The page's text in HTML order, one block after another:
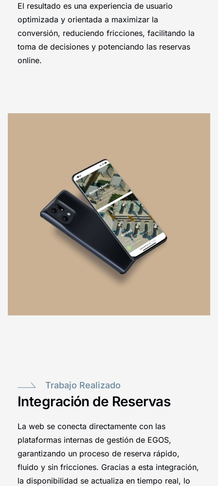
El resultado es una experiencia de usuario
optimizada y orientada a maximizar la
conversión, reduciendo fricciones, facilitando la
toma de decisiones y potenciando las reservas
online.
Trabajo Realizado
Integración de Reservas
La web se conecta directamente con las
plataformas internas de gestión de EGOS,
garantizando un proceso de reserva rápido,
fluido y sin fricciones. Gracias a esta integración,
la disponibilidad se actualiza en tiempo real, lo